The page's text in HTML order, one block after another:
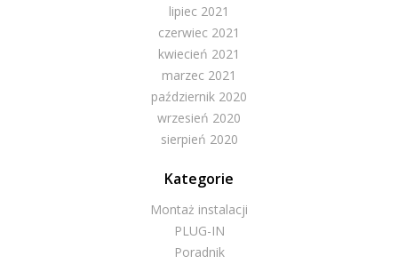
lipiec 2021
czerwiec 2021
kwiecień 2021
marzec 2021
październik 2020
wrzesień 2020
sierpień 2020
Kategorie
Montaż instalacji
PLUG-IN
Poradnik